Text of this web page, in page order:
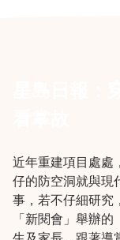
近年重建項目處處
仔的防空洞就與現
事，若不仔細研究
「新閱會」舉辦